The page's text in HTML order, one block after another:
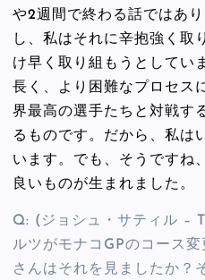
や2週間で終わる話ではあ
し、私はそれに辛抱強く取
け早く取り組もうとしてい
長く、より困難なプロセス
界最高の選手たちと対戦す
るものです。だから、私は
います。でも、そうですね
良いものが生まれました。
Q: (ジョシュ・サティル –
ルツがモナコGPのコース
さんはそれを見ましたか？